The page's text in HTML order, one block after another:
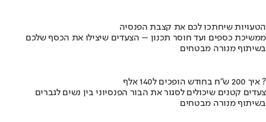
הטעויות שיחתכו לכם את קצבת הפנסיה
ממשיכת כספים ועד חוסר תכנון – הצעדים שיצילו את הכסף שלכם
בשיתוף מנורה מבטחים
איך 200 ש"ח בחודש הופכים ל140 אלף ?
צעדים קטנים שיכולים לסגור את הבור הפנסיוני בין נשים לגברים
בשיתוף מנורה מבטחים